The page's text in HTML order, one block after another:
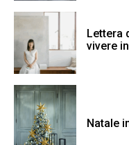
Lettera
vivere
Natale